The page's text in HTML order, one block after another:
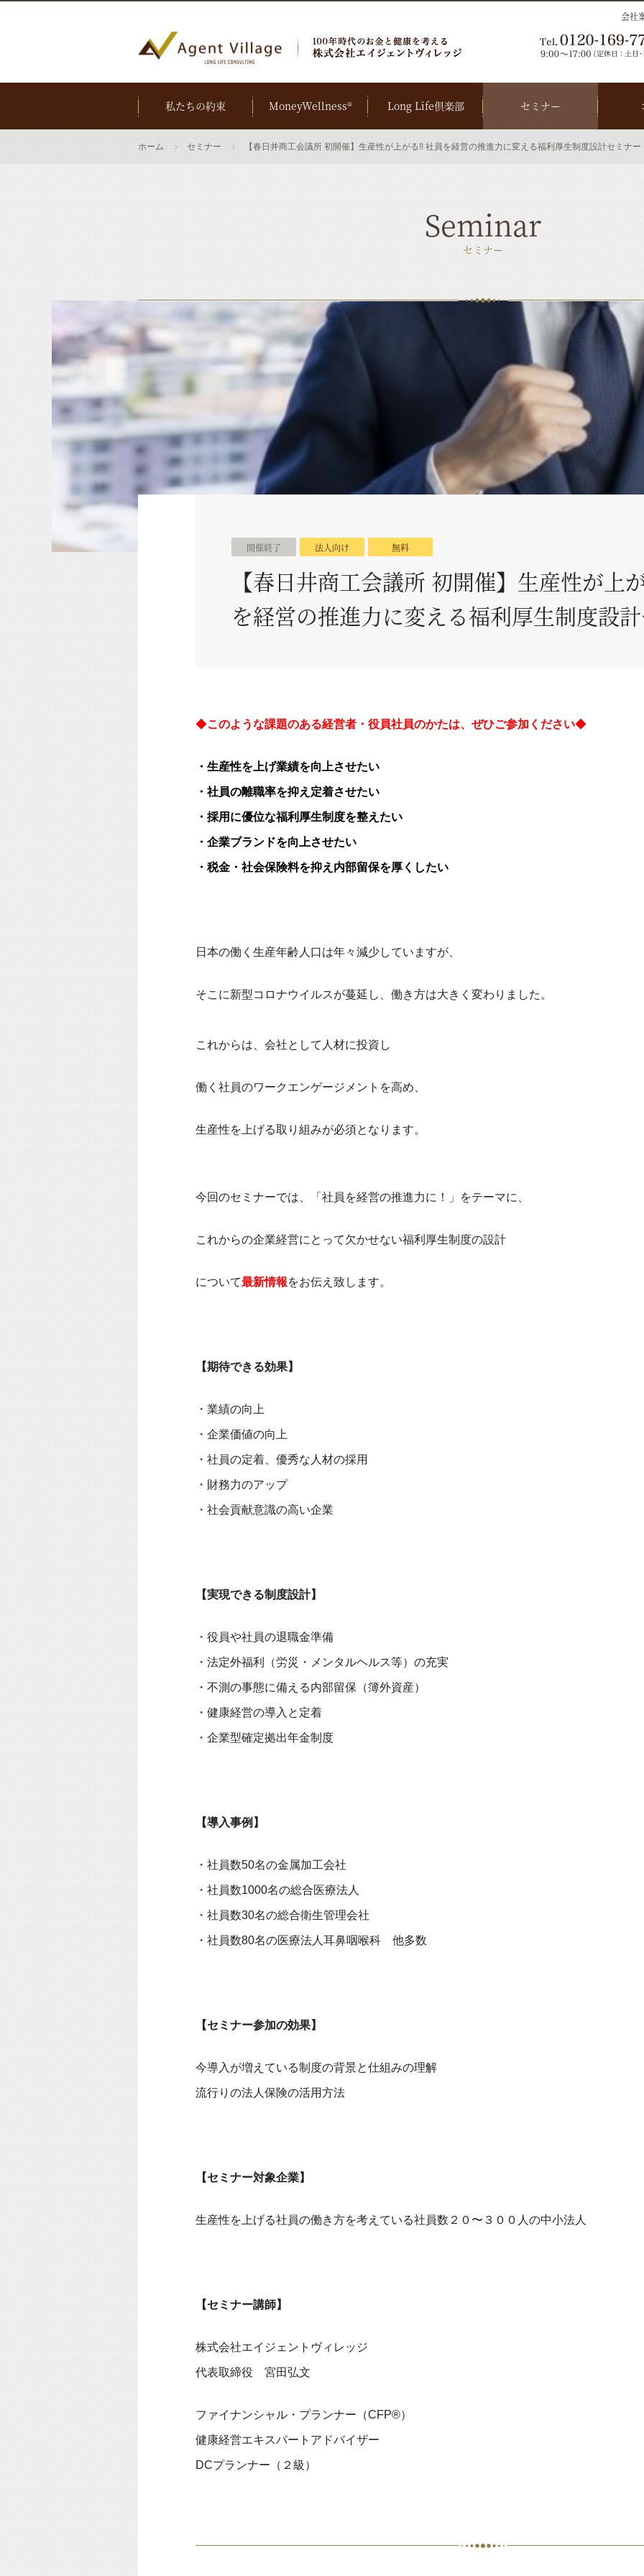
会社
私たちの約束 MoneyWellness® Long Life倶楽部 セミナー
ホーム セミナー 【春日井商工会議所 初開催】生産性が上がる!! 社員を経営の推進力に変える福利厚生制度設計セミナー
Seminar
セミナー
開催終了 法人向け 無料
【春日井商工会議所 初開催】生産性が上
を経営の推進力に変える福利厚生制度設
◆このような課題のある経営者・役員社員のかたは、ぜひご参加ください◆
・生産性を上げ業績を向上させたい
・社員の離職率を抑え定着させたい
・採用に優位な福利厚生制度を整えたい
・企業ブランドを向上させたい
・税金・社会保険料を抑え内部留保を厚くしたい
日本の働く生産年齢人口は年々減少していますが、
そこに新型コロナウイルスが蔓延し、 働き方は大きく変わりました。
これからは、会社として人材に投資し
働く社員のワークエンゲージメントを高め、​
生産性を上げる取り組みが必須となります。
今回のセミナーでは、「社員を経営の推進力に！」をテーマに、
これからの企業経営にとって欠かせない福利厚生制度の設計
について最新情報をお伝え致します。
【期待できる効果】
・業績の向上
・企業価値の向上
・社員の定着、優秀な人材の採用
・財務力のアップ
・社会貢献意識の高い企業
【実現できる制度設計】
・役員や社員の退職金準備
・法定外福利（労災・メンタルヘルス等）の充実
・不測の事態に備える内部留保（簿外資産）
・健康経営の導入と定着
・企業型確定拠出年金制度
【導入事例】
・社員数50名の金属加工会社
・社員数1000名の総合医療法人
・社員数30名の総合衛生管理会社
・社員数80名の医療法人耳鼻咽喉科 他多数
【セミナー参加の効果】
今導入が増えている制度の背景と仕組みの理解
流行りの法人保険の活用方法
【セミナー対象企業】
生産性を上げる社員の働き方を考えている社員数２０〜３００人の中小法人
【セミナー講師】
株式会社エイジェントヴィレッジ
​​​​代表取締役 宮田弘文​​​​
ファイナンシャル・プランナー（CFP®）
健康経営エキスパートアドバイザー
DCプランナー（２級）